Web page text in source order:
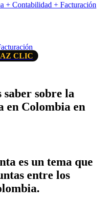
+ Contabilidad + Facturación
CLIC
saber sobre la
en Colombia en
es un tema que
entre los